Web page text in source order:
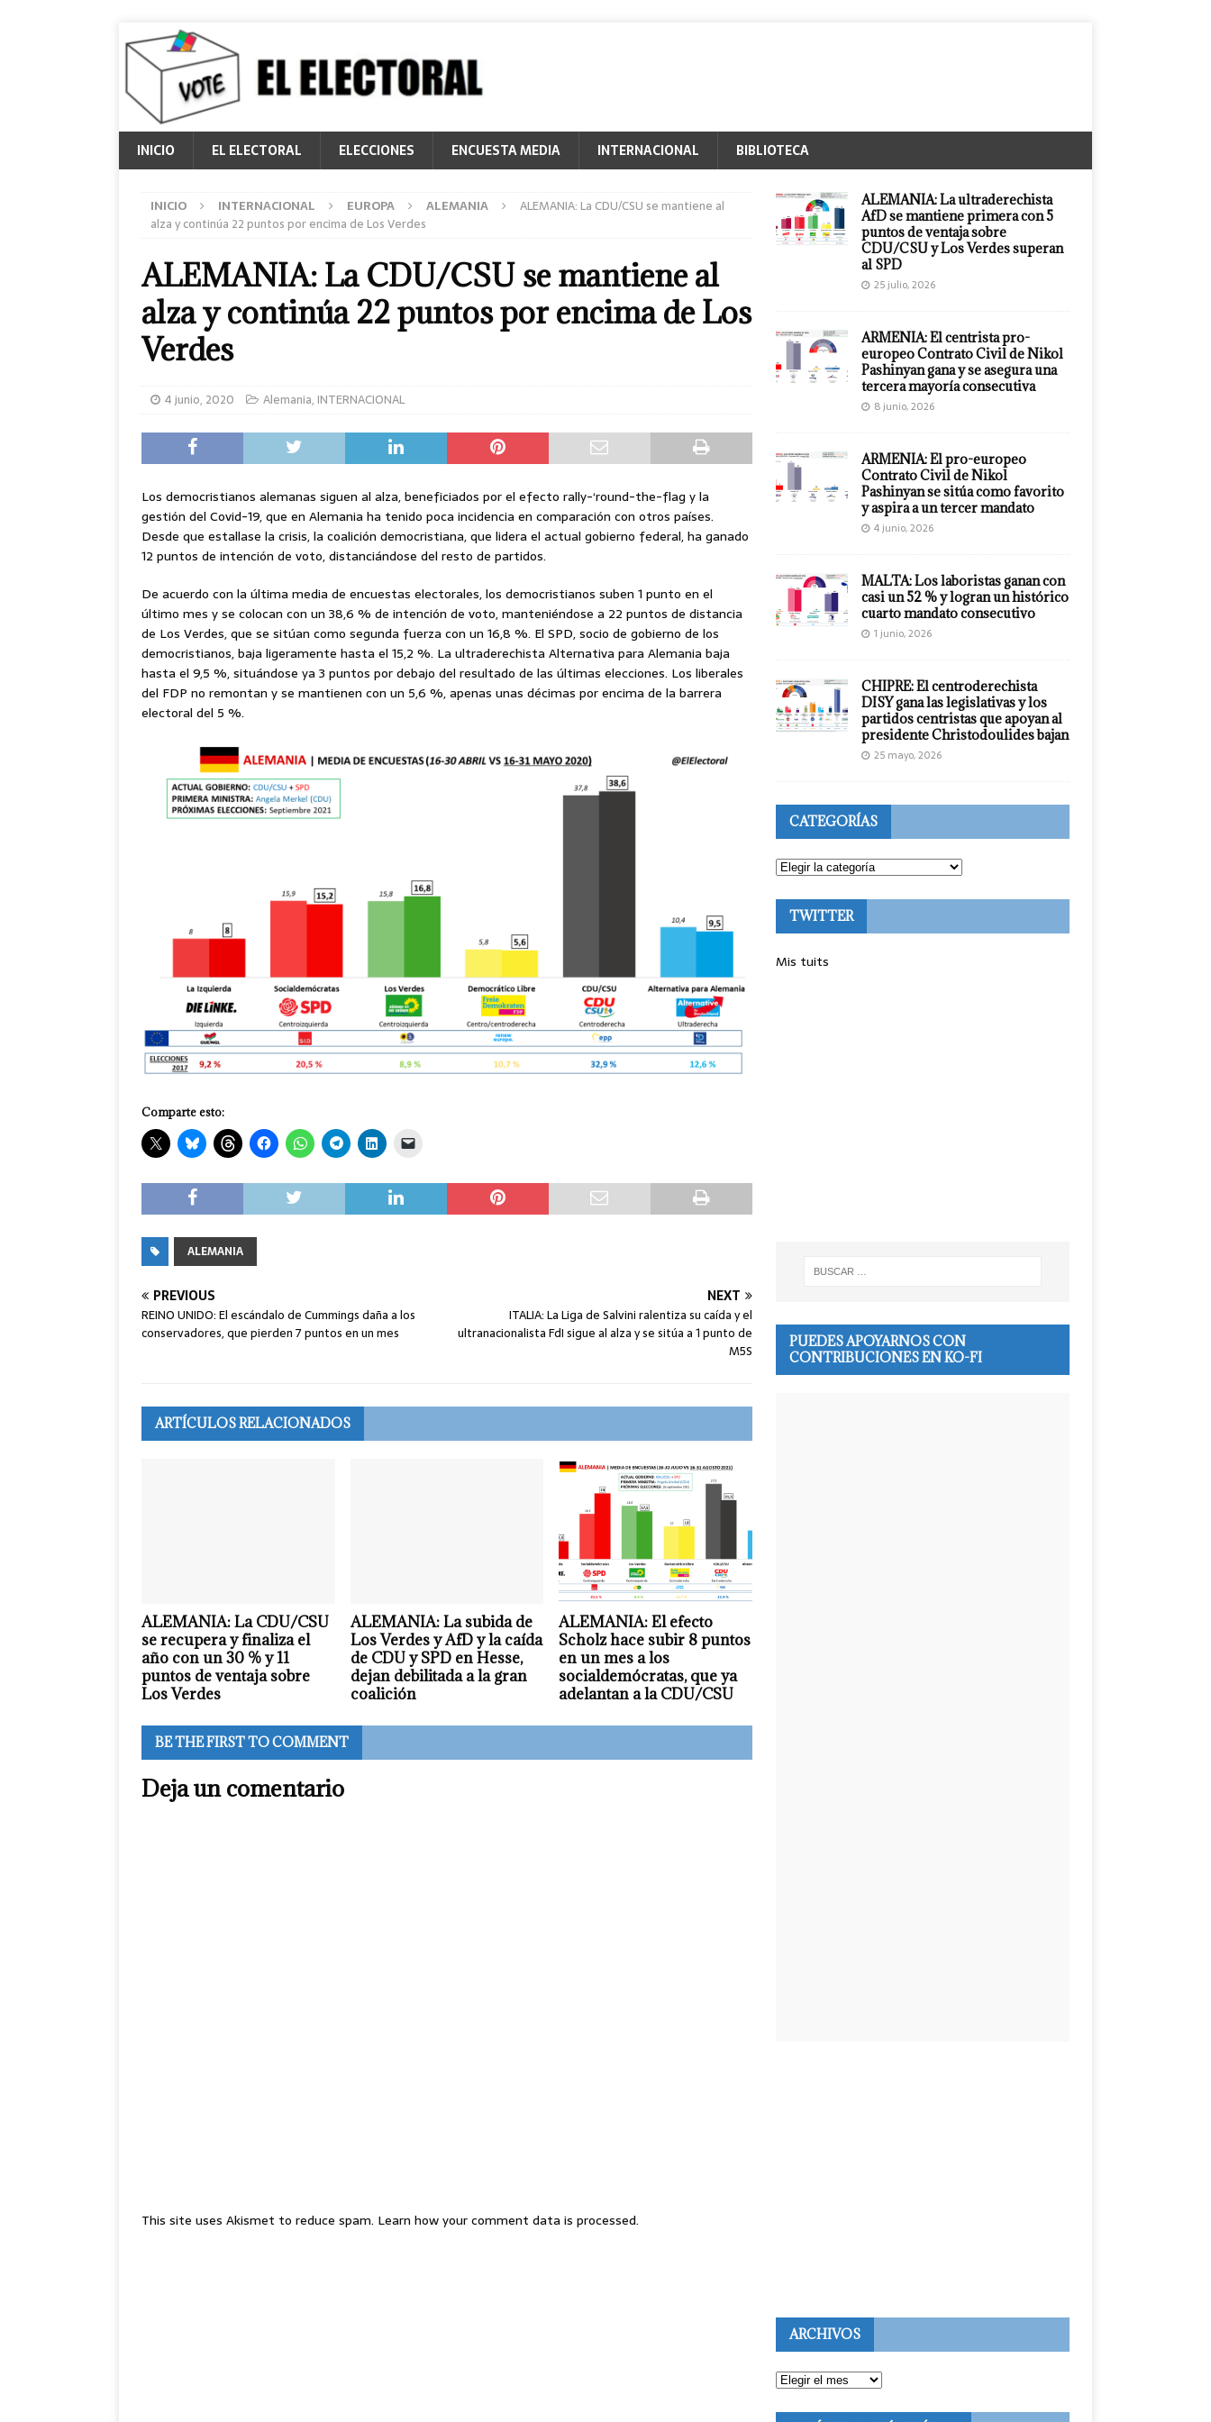
INICIO EL ELECTORAL ELECCIONES ENCUESTA MEDIA INTERNACIONAL BIBLIOTECA
INICIO INTERNACIONAL EUROPA ALEMANIA
ALEMANIA: La CDU/CSU se mantiene al
alza y continúa 22 puntos por encima de Los Verdes
ALEMANIA: La CDU/CSU se mantiene al
alza y continúa 22 puntos por encima de Los
Verdes
4 junio, 2020 Alemania, INTERNACIONAL
Los democristianos alemanas siguen al alza, beneficiados por el efecto rally-‘round-the-flag y la
gestión del Covid-19, que en Alemania ha tenido poca incidencia en comparación con otros países.
Desde que estallase la crisis, la coalición democristiana, que lidera el actual gobierno federal, ha ganado
12 puntos de intención de voto, distanciándose del resto de partidos.
De acuerdo con la última media de encuestas electorales, los democristianos suben 1 punto en el
último mes y se colocan con un 38,6 % de intención de voto, manteniéndose a 22 puntos de distancia
de Los Verdes, que se sitúan como segunda fuerza con un 16,8 %. El SPD, socio de gobierno de los
democristianos, baja ligeramente hasta el 15,2 %. La ultraderechista Alternativa para Alemania baja
hasta el 9,5 %, situándose ya 3 puntos por debajo del resultado de las últimas elecciones. Los liberales
del FDP no remontan y se mantienen con un 5,6 %, apenas unas décimas por encima de la barrera
electoral del 5 %.
Comparte esto:
ALEMANIA
PREVIOUS
REINO UNIDO: El escándalo de Cummings daña a los
conservadores, que pierden 7 puntos en un mes
NEXT
ITALIA: La Liga de Salvini ralentiza su caída y el
ultranacionalista FdI sigue al alza y se sitúa a 1 punto de
M5S
ARTÍCULOS RELACIONADOS
ALEMANIA: La CDU/CSU
se recupera y finaliza el
año con un 30 % y 11
puntos de ventaja sobre
Los Verdes
ALEMANIA: La subida de
Los Verdes y AfD y la caída
de CDU y SPD en Hesse,
dejan debilitada a la gran
coalición
ALEMANIA: El efecto
Scholz hace subir 8 puntos
en un mes a los
socialdemócratas, que ya
adelantan a la CDU/CSU
BE THE FIRST TO COMMENT
Deja un comentario
This site uses Akismet to reduce spam. Learn how your comment data is processed.
ALEMANIA: La ultraderechista
AfD se mantiene primera con 5
puntos de ventaja sobre
CDU/CSU y Los Verdes superan
al SPD
25 julio, 2026
ARMENIA: El centrista pro-
europeo Contrato Civil de Nikol
Pashinyan gana y se asegura una
tercera mayoría consecutiva
8 junio, 2026
ARMENIA: El pro-europeo
Contrato Civil de Nikol
Pashinyan se sitúa como favorito
y aspira a un tercer mandato
4 junio, 2026
MALTA: Los laboristas ganan con
casi un 52 % y logran un histórico
cuarto mandato consecutivo
1 junio, 2026
CHIPRE: El centroderechista
DISY gana las legislativas y los
partidos centristas que apoyan al
presidente Christodoulides bajan
25 mayo, 2026
CATEGORÍAS
TWITTER
Mis tuits
PUEDES APOYARNOS CON
CONTRIBUCIONES EN KO-FI
ARCHIVOS